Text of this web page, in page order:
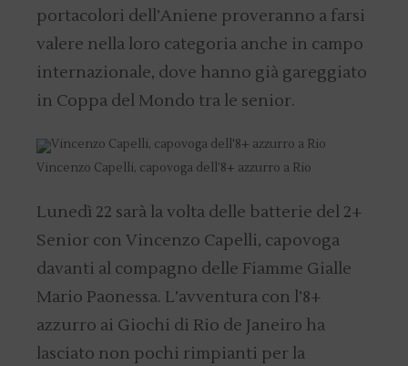
portacolori dell’Aniene proveranno a farsi
valere nella loro categoria anche in campo
internazionale, dove hanno già gareggiato
in Coppa del Mondo tra le senior.
Vincenzo Capelli, capovoga dell’8+ azzurro a Rio
Lunedì 22 sarà la volta delle batterie del 2+
Senior con Vincenzo Capelli, capovoga
davanti al compagno delle Fiamme Gialle
Mario Paonessa. L’avventura con l’8+
azzurro ai Giochi di Rio de Janeiro ha
lasciato non pochi rimpianti per la